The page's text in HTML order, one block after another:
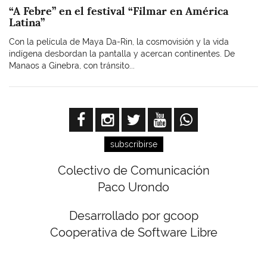
“A Febre” en el festival “Filmar en América
Latina”
Con la película de Maya Da-Rin, la cosmovisión y la vida
indígena desbordan la pantalla y acercan continentes. De
Manaos a Ginebra, con tránsito...
subscribirse
Colectivo de Comunicación
Paco Urondo
Desarrollado por gcoop
Cooperativa de Software Libre